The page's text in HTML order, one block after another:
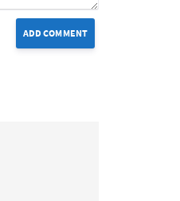
ADD COMMENT